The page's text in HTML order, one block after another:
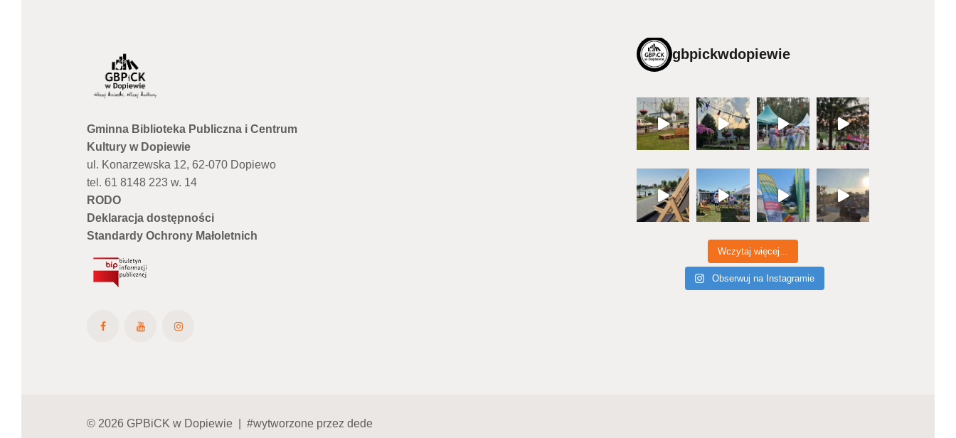
Gminna Biblioteka Publiczna i Centrum
Kultury w Dopiewie
ul. Konarzewska 12, 62-070 Dopiewo
tel. 61 8148 223 w. 14
RODO
Deklaracja dostępności
Standardy Ochrony Małoletnich
gbpickwdopiewie
Wczytaj więcej...
Obserwuj na Instagramie
© 2026 GPBiCK w Dopiewie | #wytworzone przez dede